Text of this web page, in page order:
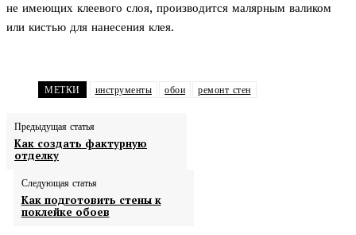
не имеющих клеевого слоя, производится малярным валиком
или кистью для нанесения клея.
МЕТКИ инструменты обои ремонт стен
Предыдущая статья
Как создать фактурную
отделку
Следующая статья
Как подготовить стены к
поклейке обоев